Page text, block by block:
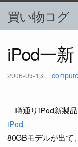
買い物ログ
iPod一新
2006-09-13
噂通りiPod新製品
iPod
80GBモデルが出て